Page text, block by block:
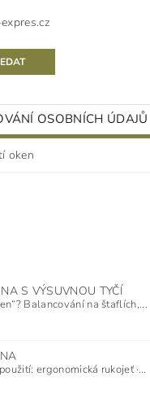
OSOBNÍCH ÚDAJŮ
oken
S VÝSUVNOU TYČÍ
Balancování na štaflích,...
ergonomická rukojeť ·...